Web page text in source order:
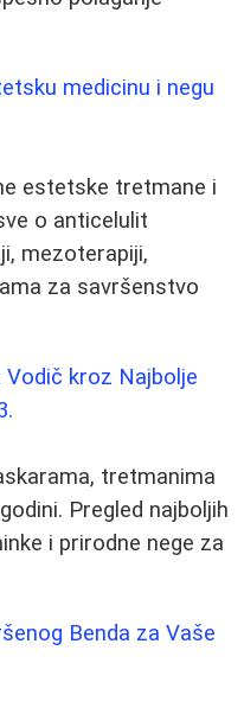
medicinu i negu
estetske tretmane i
o anticelulit
mezoterapiji,
za savršenstvo
Vodič kroz Najbolje
tretmanima
Pregled najboljih
i prirodne nege za
Benda za Vaše